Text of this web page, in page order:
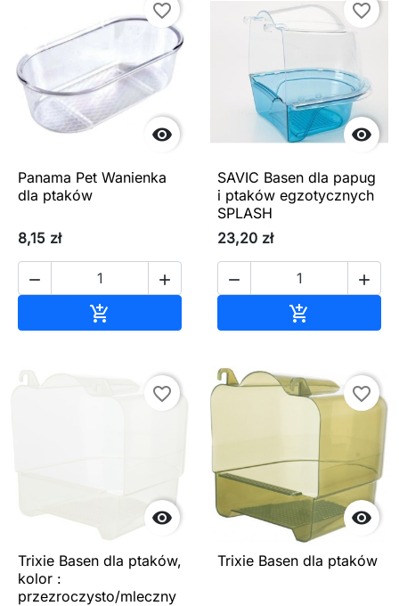

favorite_border
Panama Pet Wanienka
dla ptaków
8,15 zł
 


favorite_border
SAVIC Basen dla papug
i ptaków egzotycznych
SPLASH
23,20 zł
 


favorite_border
Trixie Basen dla ptaków,
kolor :
przezroczysto/mleczny

favorite_border
Trixie Basen dla ptaków